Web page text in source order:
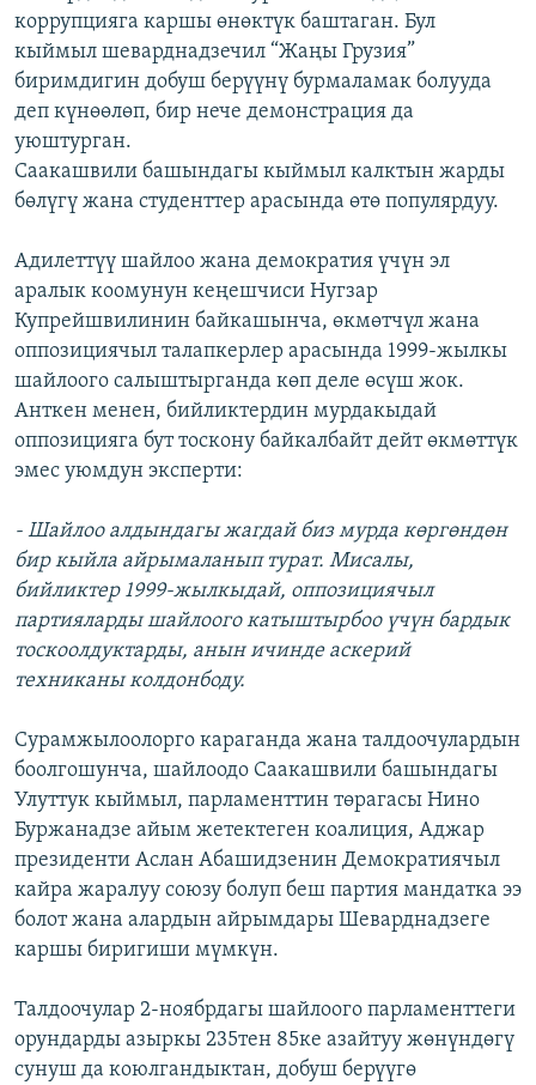
коррупцияга каршы өнөктүк баштаган. Бул
кыймыл шеварднадзечил “Жаңы Грузия”
биримдигин добуш берүүнү бурмаламак болууда
деп күнөөлөп, бир нече демонстрация да
уюштурган.
Саакашвили башындагы кыймыл калктын жарды
бөлүгү жана студенттер арасында өтө популярдуу.
Адилеттүү шайлоо жана демократия үчүн эл
аралык коомунун кеңешчиси Нугзар
Купрейшвилинин байкашынча, өкмөтчүл жана
оппозициячыл талапкерлер арасында 1999-жылкы
шайлоого салыштырганда көп деле өсүш жок.
Анткен менен, бийликтердин мурдакыдай
оппозицияга бут тоскону байкалбайт дейт өкмөттүк
эмес уюмдун эксперти:
- Шайлоо алдындагы жагдай биз мурда көргөндөн
бир кыйла айрымаланып турат. Мисалы,
бийликтер 1999-жылкыдай, оппозициячыл
партияларды шайлоого катыштырбоо үчүн бардык
тоскоолдуктарды, анын ичинде аскерий
техниканы колдонбоду.
Сурамжылоолорго караганда жана талдоочулардын
боолгошунча, шайлоодо Саакашвили башындагы
Улуттук кыймыл, парламенттин төрагасы Нино
Буржанадзе айым жетектеген коалиция, Аджар
президенти Аслан Абашидзенин Демократиячыл
кайра жаралуу союзу болуп беш партия мандатка ээ
болот жана алардын айрымдары Шеварднадзеге
каршы биригиши мүмкүн.
Талдоочулар 2-ноябрдагы шайлоого парламенттеги
орундарды азыркы 235тен 85ке азайтуу жөнүндөгү
сунуш да коюлгандыктан, добуш берүүгө